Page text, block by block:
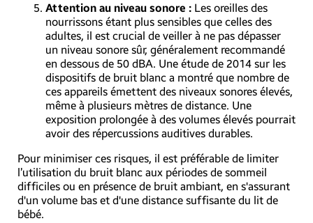
Attention au niveau sonore : Les oreilles des
nourrissons étant plus sensibles que celles des
adultes, il est crucial de veiller à ne pas dépasser
un niveau sonore sûr, généralement recommandé
en dessous de 50 dBA. Une étude de 2014 sur les
dispositifs de bruit blanc a montré que nombre de
ces appareils émettent des niveaux sonores élevés,
même à plusieurs mètres de distance. Une
exposition prolongée à des volumes élevés pourrait
avoir des répercussions auditives durables.
Pour minimiser ces risques, il est préférable de limiter
l’utilisation du bruit blanc aux périodes de sommeil
difficiles ou en présence de bruit ambiant, en s'assurant
d'un volume bas et d'une distance suffisante du lit de
bébé.